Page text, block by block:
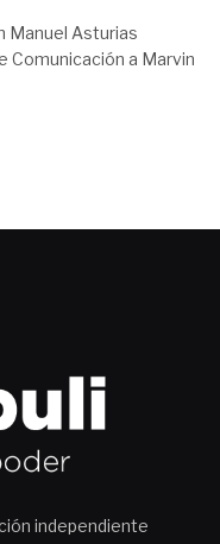
Manuel Asturias
Comunicación a Marvin
independiente